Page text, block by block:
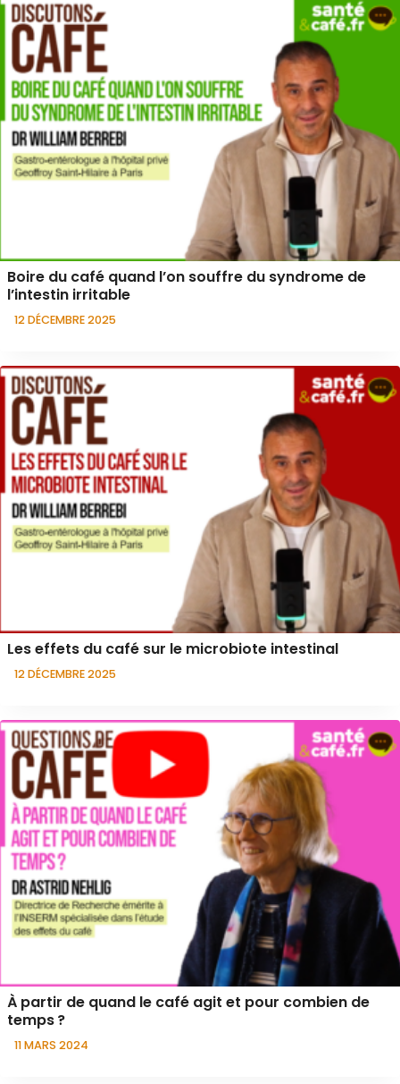
Boire du café quand l’on souffre du syndrome de
l’intestin irritable
12 DÉCEMBRE 2025
Les effets du café sur le microbiote intestinal
12 DÉCEMBRE 2025
À partir de quand le café agit et pour combien de
temps ?
11 MARS 2024